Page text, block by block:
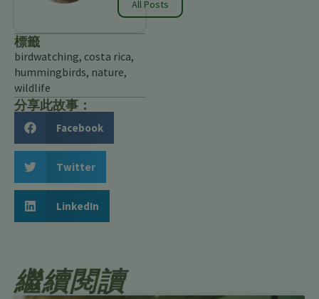
All Posts
標籤
birdwatching, costa rica,
hummingbirds, nature,
wildlife
分享此故事：
Facebook
Twitter
LinkedIn
繼續閱讀